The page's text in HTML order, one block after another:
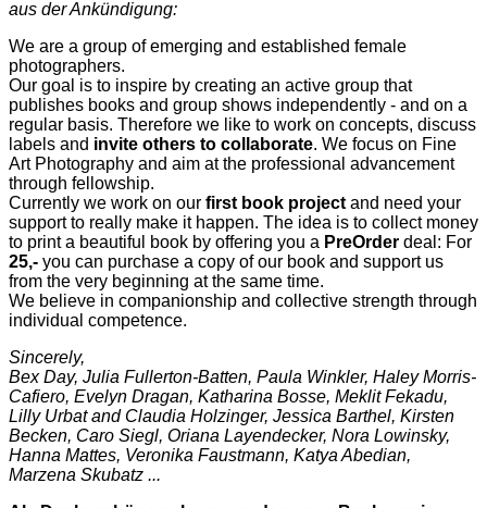
aus der Ankündigung:
We are a group of emerging and established female
photographers.
Our goal is to inspire by creating an active group that
publishes books and group shows independently - and on a
regular basis. Therefore we like to work on concepts, discuss
labels and invite others to collaborate. We focus on Fine
Art Photography and aim at the professional advancement
through fellowship.
Currently we work on our first book project and need your
support to really make it happen. The idea is to collect money
to print a beautiful book by offering you a PreOrder deal: For
25,- you can purchase a copy of our book and support us
from the very beginning at the same time.
We believe in companionship and collective strength through
individual competence.
Sincerely,
Bex Day, Julia Fullerton-Batten, Paula Winkler, Haley Morris-
Cafiero, Evelyn Dragan, Katharina Bosse, Meklit Fekadu,
Lilly Urbat and Claudia Holzinger, Jessica Barthel, Kirsten
Becken, Caro Siegl, Oriana Layendecker, Nora Lowinsky,
Hanna Mattes, Veronika Faustmann, Katya Abedian,
Marzena Skubatz ...